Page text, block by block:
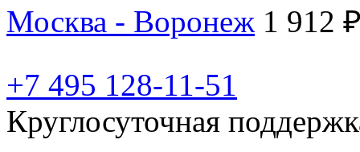
Москва - Воронеж 1 912
+7 495 128-11-51
Круглосуточная